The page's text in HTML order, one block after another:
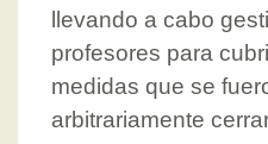
llevando a cabo
profesores para
medidas que se
arbitrariamente